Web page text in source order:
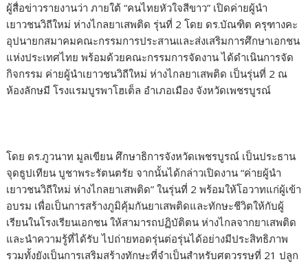
ผู้สื่อข่าวรายงานว่า ภายใต้ “คนไทยหัวใจสีขาว” เปิดค่ายผู้นำ
เยาวชนวิถีใหม่ ห่างไกลยาเสพติด รุ่นที่ 2 โดย ดร.บัณฑิต ครุฑางคะ
อุปนายกสมาคมคณะกรรมการประสานและส่งเสริมการศึกษาเอกชน
แห่งประเทศไทย พร้อมด้วยคณะกรรมการจัดงาน ได้ดำเนินการจัด
กิจกรรม ค่ายผู้นำเยาวชนวิถีใหม่ ห่างไกลยาเสพติด เป็นรุ่นที่ 2 ณ
ห้องลักษมี โรงแรมบูรพาโฮเต็ล อำเภอเมือง จังหวัดเพชรบูรณ์
โดย ดร.ภูวนาท มูลเขียน ศึกษาธิการจังหวัดเพชรบูรณ์ เป็นประธาน
จุดธูปเทียน บูชาพระรัตนตรัย จากนั้นได้กล่าวเปิดงาน “ค่ายผู้นำ
เยาวชนวิถีใหม่ ห่างไกลยาเสพติด” ในรุ่นที่ 2 พร้อมให้โอวาทแก่ผู้เข้า
อบรม เพื่อเป็นการสร้างภูมิคุ้มกันยาเสพติดและทักษะชีวิตให้กับผู้
เรียนในโรงเรียนเอกชน ให้สามารถปฏิบัติตน ห่างไกลจากยาเสพติด
และนำความรู้ที่ได้รับ ไปถ่ายทอดรุ่นต่อรุ่นได้อย่างมีประสิทธิภาพ
รวมทั้งยังเป็นการเสริมสร้างทักษะที่จำเป็นสำหรับศตวรรษที่ 21 ปลูก